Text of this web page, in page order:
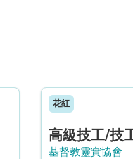
花紅
基督教靈實協會